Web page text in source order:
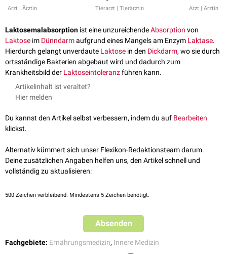
Arzt | Ärztin Tierarzt | Tierärztin Arzt | Ärztin
Laktosemalabsorption ist eine unzureichendeAbsorption von
Laktose im Dünndarmaufgrund eines Mangels am Enzym Laktase.
Hierdurch gelangt unverdaute Laktose in den Dickdarm, wo sie durch
ortsständige Bakterien abgebaut wird und dadurch zum
Krankheitsbild der Laktoseintoleranzführen kann.
Artikelinhalt ist veraltet?
Hier melden
Du kannst den Artikel selbst verbessern, indem du auf Bearbeiten
klickst.
Alternativ kümmert sich unser Flexikon-Redaktionsteam darum.
Deine zusätzlichen Angaben helfen uns, den Artikel schnell und
vollständig zu aktualisieren:
500 Zeichen verbleibend. Mindestens 5 Zeichen benötigt.
Absenden
Fachgebiete: Ernährungsmedizin, Innere Medizin